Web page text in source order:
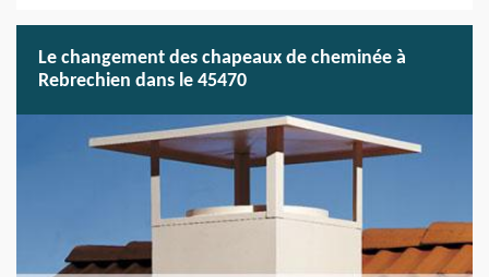
Le changement des chapeaux de cheminée à
Rebrechien dans le 45470